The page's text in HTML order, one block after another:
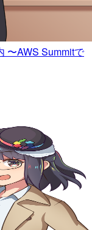
〜AWS Summitで